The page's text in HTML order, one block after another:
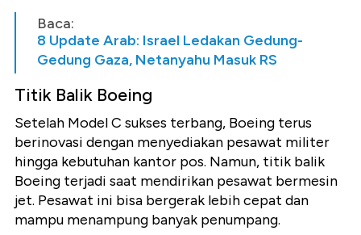
Baca:
8 Update Arab: Israel Ledakan Gedung-
Gedung Gaza, Netanyahu Masuk RS
Titik Balik Boeing
Setelah Model C sukses terbang, Boeing terus
berinovasi dengan menyediakan pesawat militer
hingga kebutuhan kantor pos. Namun, titik balik
Boeing terjadi saat mendirikan pesawat bermesin
jet. Pesawat ini bisa bergerak lebih cepat dan
mampu menampung banyak penumpang.